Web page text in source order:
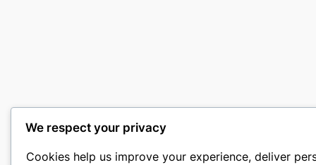
We respect your privacy
Cookies help us improve your experience, deliver